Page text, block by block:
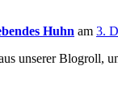
Huhn am 3.
unserer Blogroll,